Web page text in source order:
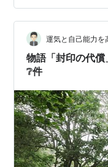
入れ守り塩として持
塩してみるとか、気
らね。 甘みを感じ
運気と自己能力を
物語「封印の代
❔件